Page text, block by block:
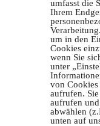
umfasst die
Ihrem
um in den
Cookies
wenn Sie
unter
von Cookies
aufrufen.
aufrufen
abwählen
unten auf